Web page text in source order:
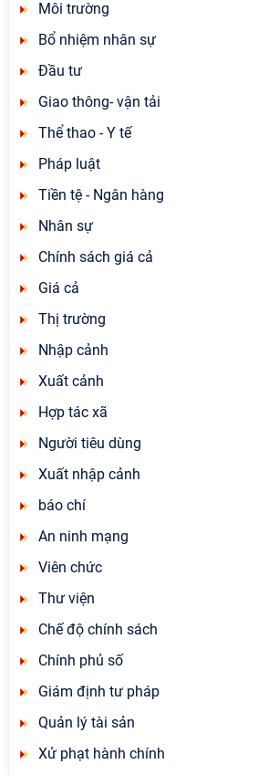
Môi trường
Bổ nhiệm nhân sự
Đầu tư
Giao thông- vận tải
Thể thao - Y tế
Pháp luật
Tiền tệ - Ngân hàng
Nhân sự
Chính sách giá cả
Giá cả
Thị trường
Nhập cảnh
Xuất cảnh
Hợp tác xã
Người tiêu dùng
Xuất nhập cảnh
báo chí
An ninh mạng
Viên chức
Thư viện
Chế độ chính sách
Chính phủ số
Giám định tư pháp
Quản lý tài sản
Xử phạt hành chính